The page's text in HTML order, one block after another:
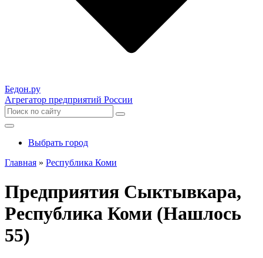
Бедон.ру
Агрегатор предприятий России
Выбрать город
Главная » Республика Коми
Предприятия Сыктывкара,
Республика Коми (Нашлось
55)